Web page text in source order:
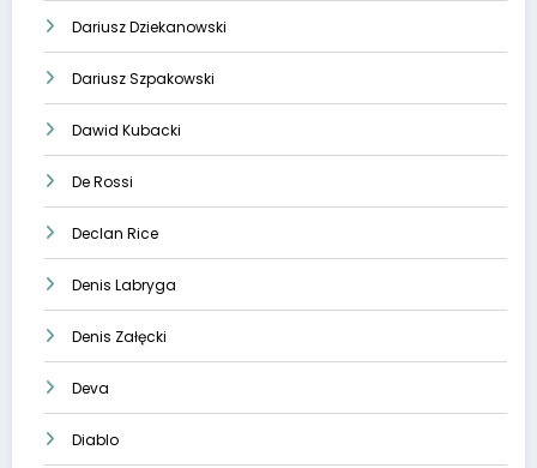
Dariusz Dziekanowski
Dariusz Szpakowski
Dawid Kubacki
De Rossi
Declan Rice
Denis Labryga
Denis Załęcki
Deva
Diablo